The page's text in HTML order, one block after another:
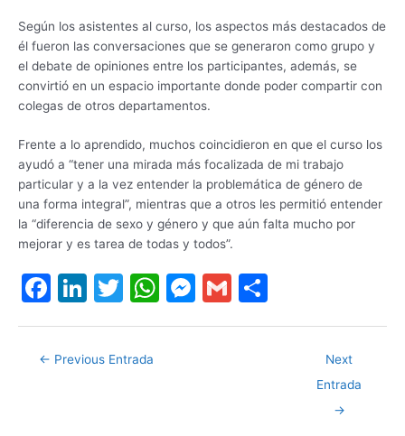
Según los asistentes al curso, los aspectos más destacados de
él fueron las conversaciones que se generaron como grupo y
el debate de opiniones entre los participantes, además, se
convirtió en un espacio importante donde poder compartir con
colegas de otros departamentos.
Frente a lo aprendido, muchos coincidieron en que el curso los
ayudó a “tener una mirada más focalizada de mi trabajo
particular y a la vez entender la problemática de género de
una forma integral”, mientras que a otros les permitió entender
la “diferencia de sexo y género y que aún falta mucho por
mejorar y es tarea de todas y todos”.
F
a
c
e
Li
n
e
T
w
itt
er
W
h
M
e
G
m h
← Previous Entrada
Next
Entrada
→